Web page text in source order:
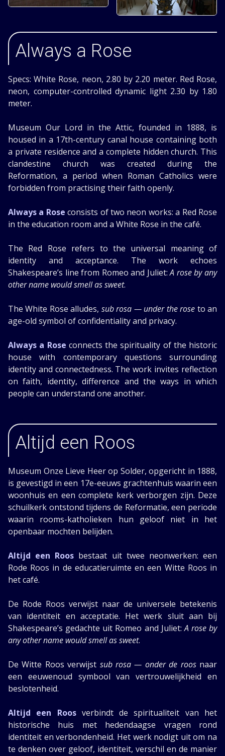
Always a Rose
Specs: White Rose, neon, 2.80 by 2.20 meter. Red Rose,
neon, computer-controlled dynamic light 2.30 by 1.80
meter.
Museum Our Lord in the Attic, founded in 1888, is
housed in a 17th-century canal house containing both
a private residence and a complete hidden church. This
clandestine church was created during the
Reformation, a period when Roman Catholics were
forbidden from practising their faith openly.
Always a Rose consists of two neon works: a Red Rose
in the education room and a White Rose in the café.
The Red Rose refers to the universal meaning of
identity and acceptance. The work echoes
Shakespeare’s line from Romeo and Juliet:A rose by any
other name would smell as sweet.
The White Rose alludes, sub rosa — under the rose to an
age-old symbol of confidentiality and privacy.
Always a Rose connects the spirituality of the historic
house with contemporary questions surrounding
identity and connectedness. The work invites reflection
on faith, identity, difference and the ways in which
people can understand one another.
Altijd een Roos
Museum Onze Lieve Heer op Solder, opgericht in 1888,
is gevestigd in een 17e-eeuws grachtenhuis waarin een
woonhuis en een complete kerk verborgen zijn. Deze
schuilkerk ontstond tijdens de Reformatie, een periode
waarin rooms-katholieken hun geloof niet in het
openbaar mochten belijden.
Altijd een Roos bestaat uit twee neonwerken: een
Rode Roos in de educatieruimte en een Witte Roos in
het café.
De Rode Roos verwijst naar de universele betekenis
van identiteit en acceptatie. Het werk sluit aan bij
Shakespeare’s gedachte uit Romeo and Juliet:A rose by
any other name would smell as sweet.
De Witte Roos verwijst sub rosa — onder de roosnaar
een eeuwenoud symbool van vertrouwelijkheid en
beslotenheid.
Altijd een Roosverbindt de spiritualiteit van het
historische huis met hedendaagse vragen rond
identiteit en verbondenheid. Het werk nodigt uit om na
te denken over geloof, identiteit, verschil en de manier